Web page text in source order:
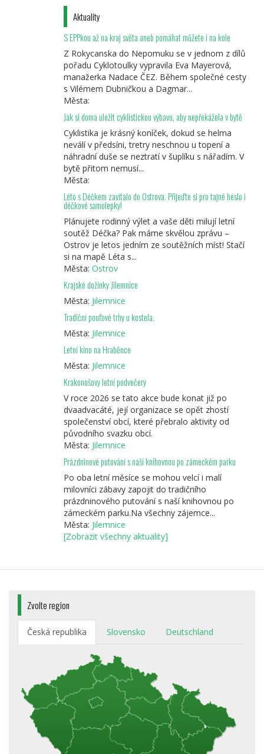
Aktuality
S EPPkou až na kraj světa aneb pomáhat můžete i na kole
Z Rokycanska do Nepomuku se v jednom z dílů
pořadu Cyklotoulky vypravila Eva Mayerová,
manažerka Nadace ČEZ. Během společné cesty
s Vilémem Dubničkou a Dagmar...
Města:
Jak si doma uložit cyklistickou výbavu, aby nepřekážela v bytě
Cyklistika je krásný koníček, dokud se helma
neválí v předsíni, tretry neschnou u topení a
náhradní duše se neztratí v šuplíku s nářadím. V
bytě přitom nemusí...
Města:
Léto s Déčkem zavítalo do Ostrova. Přijeďte si pro tajné heslo i
déčkové samolepky!
Plánujete rodinný výlet a vaše děti milují letní
soutěž Déčka? Pak máme skvělou zprávu –
Ostrov je letos jedním ze soutěžních míst! Stačí
si na mapě Léta s...
Města: Ostrov
Krajské dožínky Jilemnice
Města: Jilemnice
Tradiční pouťové trhy u kostela.
Města: Jilemnice
Letní kino na Hraběnce
Města: Jilemnice
Krakonošovy letní podvečery
V roce 2026 se tato akce bude konat již po
dvaadvacáté, její organizace se opět zhostí
společenství obcí, které přebralo aktivity od
původního svazku obcí.
Města: Jilemnice
Prázdninové putování s naší knihovnou po zámeckém parku
Po oba letní měsíce se mohou velcí i malí
milovníci zábavy zapojit do tradičního
prázdninového putování s naší knihovnou po
zámeckém parku.Na všechny zájemce...
Města: Jilemnice
[Zobrazit všechny aktuality]
Zvolte region
Česká republika Slovensko Deutschland